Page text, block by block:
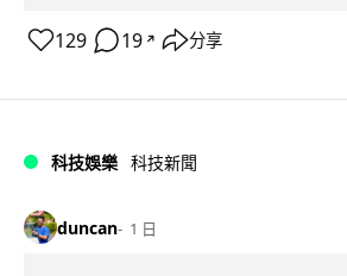
129 19 ↗ 分享
科技娛樂 科技新聞
duncan 1 日